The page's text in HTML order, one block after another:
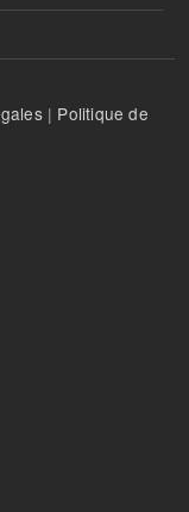
| Politique de